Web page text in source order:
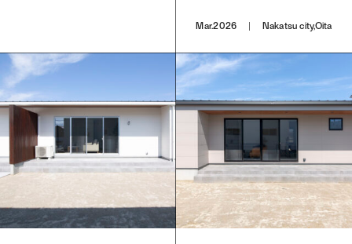
Mar.2026 Nakatsu city,Oita